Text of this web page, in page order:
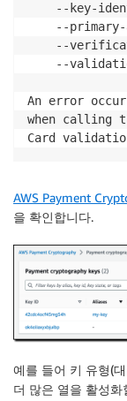
--key-
--
--
--
An error
when calling
Card
AWS Payment
을 확인합니다.
예를 들어 키 유형(
더 많은 열을 활성